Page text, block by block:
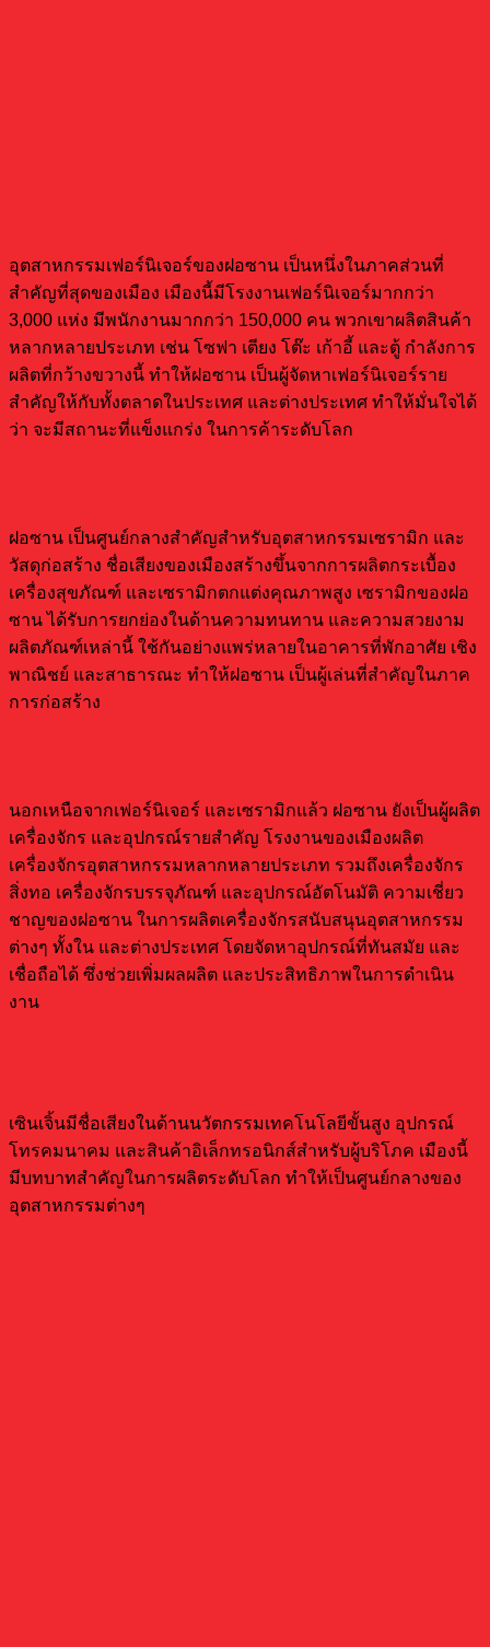
อุตสาหกรรมเฟอร์นิเจอร์ของฝอซาน เป็นหนึ่งในภาคส่วนที่
สำคัญที่สุดของเมือง เมืองนี้มีโรงงานเฟอร์นิเจอร์มากกว่า
3,000 แห่ง มีพนักงานมากกว่า 150,000 คน พวกเขาผลิตสินค้า
หลากหลายประเภท เช่น โซฟา เตียง โต๊ะ เก้าอี้ และตู้ กำลังการ
ผลิตที่กว้างขวางนี้ ทำให้ฝอซาน เป็นผู้จัดหาเฟอร์นิเจอร์ราย
สำคัญให้กับทั้งตลาดในประเทศ และต่างประเทศ ทำให้มั่นใจได้
ว่า จะมีสถานะที่แข็งแกร่ง ในการค้าระดับโลก
ฝอซาน เป็นศูนย์กลางสำคัญสำหรับอุตสาหกรรมเซรามิก และ
วัสดุก่อสร้าง ชื่อเสียงของเมืองสร้างขึ้นจากการผลิตกระเบื้อง
เครื่องสุขภัณฑ์ และเซรามิกตกแต่งคุณภาพสูง เซรามิกของฝอ
ซาน ได้รับการยกย่องในด้านความทนทาน และความสวยงาม
ผลิตภัณฑ์เหล่านี้ ใช้กันอย่างแพร่หลายในอาคารที่พักอาศัย เชิง
พาณิชย์ และสาธารณะ ทำให้ฝอซาน เป็นผู้เล่นที่สำคัญในภาค
การก่อสร้าง
นอกเหนือจากเฟอร์นิเจอร์ และเซรามิกแล้ว ฝอซาน ยังเป็นผู้ผลิต
เครื่องจักร และอุปกรณ์รายสำคัญ โรงงานของเมืองผลิต
เครื่องจักรอุตสาหกรรมหลากหลายประเภท รวมถึงเครื่องจักร
สิ่งทอ เครื่องจักรบรรจุภัณฑ์ และอุปกรณ์อัตโนมัติ ความเชี่ยว
ชาญของฝอซาน ในการผลิตเครื่องจักรสนับสนุนอุตสาหกรรม
ต่างๆ ทั้งใน และต่างประเทศ โดยจัดหาอุปกรณ์ที่ทันสมัย และ
เชื่อถือได้ ซึ่งช่วยเพิ่มผลผลิต และประสิทธิภาพในการดำเนิน
งาน
เซินเจิ้นมีชื่อเสียงในด้านนวัตกรรมเทคโนโลยีขั้นสูง อุปกรณ์
โทรคมนาคม และสินค้าอิเล็กทรอนิกส์สำหรับผู้บริโภค เมืองนี้
มีบทบาทสำคัญในการผลิตระดับโลก ทำให้เป็นศูนย์กลางของ
อุตสาหกรรมต่างๆ